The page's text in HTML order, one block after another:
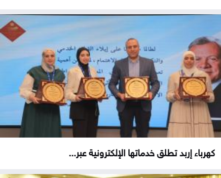
كهرباء إربد تطلق خدماتها الإلكترونية عبر...